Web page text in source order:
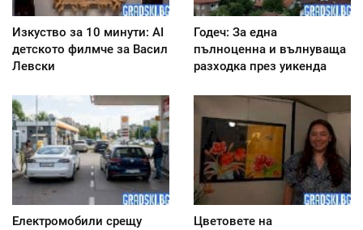
Изкуство за 10 минути: AI
детското филмче за Васил
Левски
Годеч: За една
пълноценна и вълнуваща
разходка през уикенда
Електромобили срещу
Цветовете на